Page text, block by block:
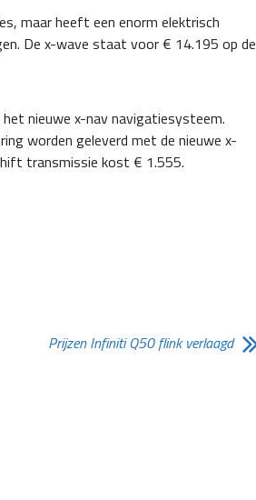
maar heeft een enorm elektrisch
De x-wave staat voor € 14.195 op de
nieuwe x-nav navigatiesysteem.
worden geleverd met de nieuwe x-
transmissie kost € 1.555.
Prijzen Infiniti Q50 flink verlaagd